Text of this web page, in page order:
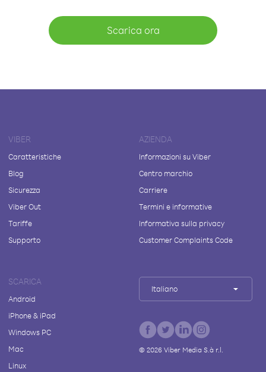
Scarica ora
VIBER
Caratteristiche
Blog
Sicurezza
Viber Out
Tariffe
Supporto
AZIENDA
Informazioni su Viber
Centro marchio
Carriere
Termini e informative
Informativa sulla privacy
Customer Complaints Code
SCARICA
Android
iPhone & iPad
Windows PC
Mac
Linux
Italiano
© 2026Viber Media S.à r.l.